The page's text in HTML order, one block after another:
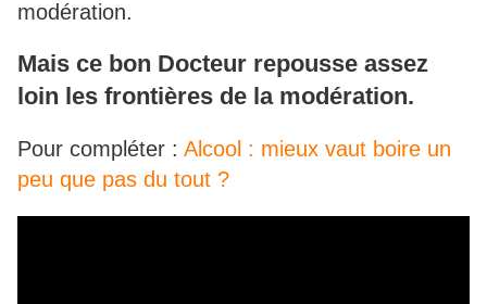
modération.
Mais ce bon Docteur repousse assez
loin les frontières de la modération.
Pour compléter : Alcool : mieux vaut boire un
peu que pas du tout ?